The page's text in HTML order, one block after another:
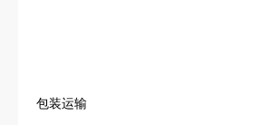
包装运输